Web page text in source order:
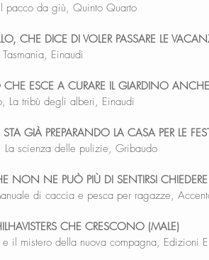
pacco da giù, Quinto Quarto
CHE DICE DI VOLER PASSARE LE
Einaudi
ESCE A CURARE IL GIARDINO
La tribù degli alberi, Einaudi
GIÀ PREPARANDO LA CASA PER LE
La scienza delle pulizie, Gribaudo
NON NE PUÒ PIÙ DI SENTIRSI
di caccia e pesca per ragazze,
CHE CRESCONO (MALE)
il mistero della nuova compagna, Edizioni